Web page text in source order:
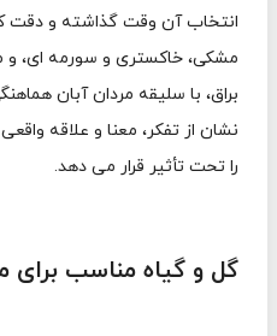
انتخاب آن وقت گذاشته و دقت
مشکی، خاکستری و سورمه ای، و
براق، با سلیقه مردان آبان
نشان از تفکر، معنا و علاقه
را تحت تأثیر قرار می دهد.
گل و گیاه مناسب برای